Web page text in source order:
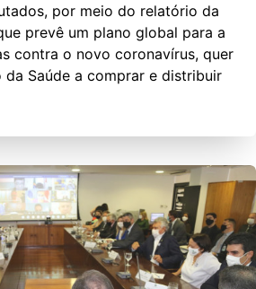
por meio do relatório da
prevê um plano global para a
contra o novo coronavírus, quer
Saúde a comprar e distribuir